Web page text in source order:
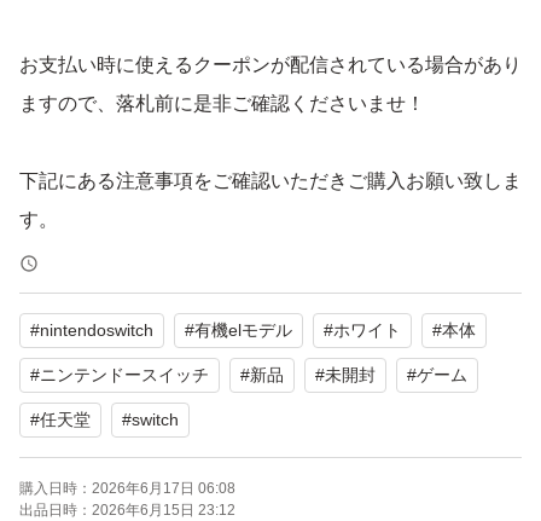
お支払い時に使えるクーポンが配信されている場合があり
ますので、落札前に是非ご確認くださいませ！
下記にある注意事項をご確認いただきご購入お願い致しま
す。
※こちらの品物は即ご購入いただいて大丈夫です！
以下、お品物の詳細となります。
有機ELモデルのホワイト本体です。
#nintendoswitch #有機elモデル #ホワイト #本体
#ニンテンドースイッチ #新品 #未開封 #ゲーム
#任天堂 #switch
購入日時： 2026年6月17日 06:08
出品日時： 2026年6月15日 23:12